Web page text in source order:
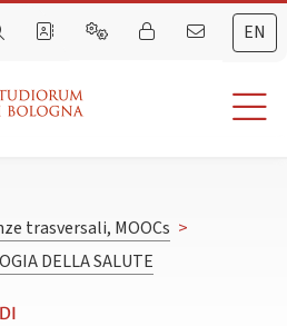
EN
trasversali, MOOCs >
DELLA SALUTE